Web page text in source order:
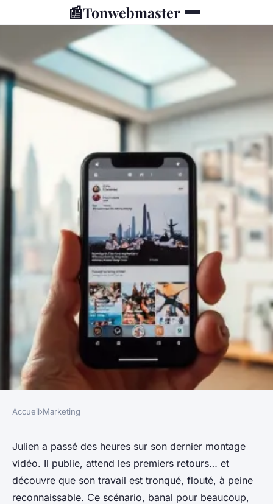
📰Tonwebmaster
Guide des tailles idéales pour
vos publications Instagram
2026
Accueil›Marketing
Julien a passé des heures sur son dernier montage
vidéo. Il publie, attend les premiers retours… et
découvre que son travail est tronqué, flouté, à peine
reconnaissable. Ce scénario, banal pour beaucoup,